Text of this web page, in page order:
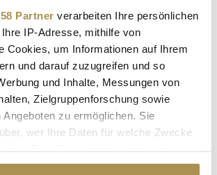
Partner verarbeiten Ihre persönlichen
IP-Adresse, mithilfe von
Cookies, um Informationen auf Ihrem
und darauf zuzugreifen und so
und Inhalte, Messungen von
Zielgruppenforschung sowie
zu ermöglichen. Sie
wer Ihre Daten für welche Zwecke
oder durch Klicken auf das Privacy